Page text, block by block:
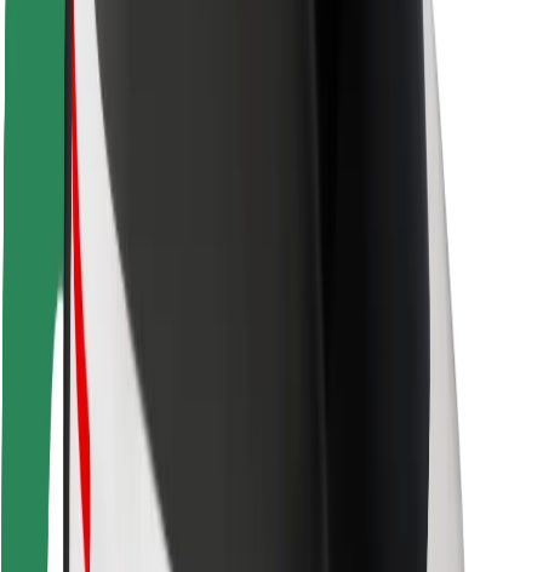
Ciudades
Dónde estamos
Soluciones para las ciudades
Aeropuertos
Estaciones de carga de Bolt
Soporte
Para usuarios
Para conductores
Para repartidores
Bolt Food